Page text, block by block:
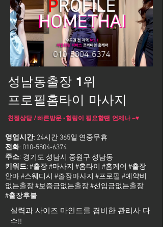
성남동출장 1위
프로필홈타이 마사지
친절상담 / 빠른방문 -힐링이 필요할땐 언제나 ~♥
영업시간: 24시간 365일 연중무휴
전화: 010-5804-6374
주소:
키워드: #출장 #마사지 #홈타이 #홈케어 #출장
안마 #스웨디시 #출장마사지 #프로필 #예약비
없는출장 #보증금없는출장 #선입금없는출장
#출장후불
경기도 성남시 중원구 성남동
실력과 사이즈 마인드를 겸비한 관리사 다
수!!